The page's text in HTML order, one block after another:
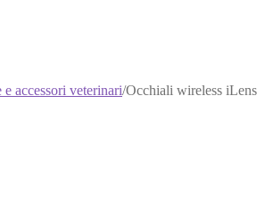
e accessori veterinari/Occhiali wireless iLens